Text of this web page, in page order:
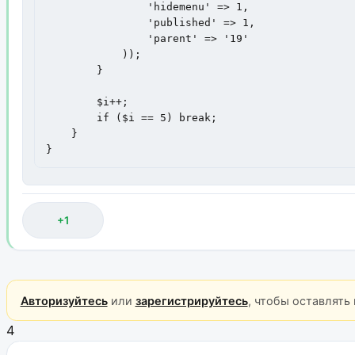
            ));
        }
        $i++;
        if ($i == 5) break;
    }
}
+1
Авторизуйтесьили зарегистрируйтесь, чтобы
4